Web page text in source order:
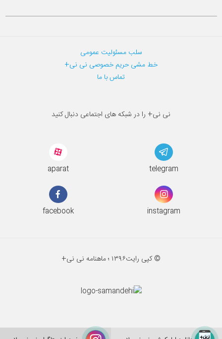
سلب مسئولیت عمومی
خط مشی حریم خصوصی نی نی+
تماس با ما
نی نی+ را در شبکه های اجتماعی دنبال کنید
aparat telegram
facebook instagram
© کپی رایت۱۳۹۶ ؛ ماهنامه نی نی+